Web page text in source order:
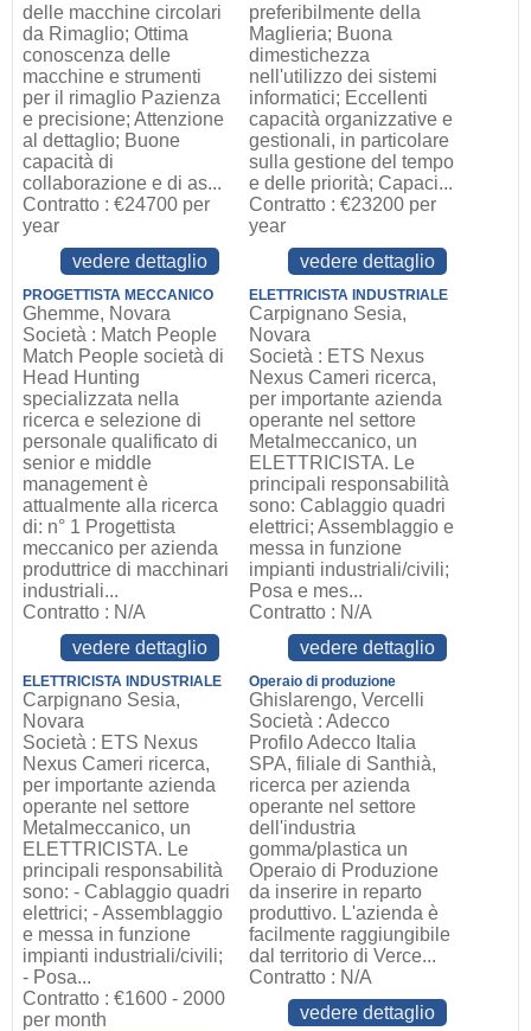
delle macchine circolari
da Rimaglio; Ottima
conoscenza delle
macchine e strumenti
per il rimaglio Pazienza
e precisione; Attenzione
al dettaglio; Buone
capacità di
collaborazione e di as...
Contratto : €24700 per
year
vedere dettaglio
preferibilmente della
Maglieria; Buona
dimestichezza
nell'utilizzo dei sistemi
informatici; Eccellenti
capacità organizzative e
gestionali, in particolare
sulla gestione del tempo
e delle priorità; Capaci...
Contratto : €23200 per
year
vedere dettaglio
PROGETTISTA MECCANICO
Ghemme, Novara
Società : Match People
Match People società di
Head Hunting
specializzata nella
ricerca e selezione di
personale qualificato di
senior e middle
management è
attualmente alla ricerca
di: n° 1 Progettista
meccanico per azienda
produttrice di macchinari
industriali...
Contratto : N/A
vedere dettaglio
ELETTRICISTA INDUSTRIALE
Carpignano Sesia,
Novara
Società : ETS Nexus
Nexus Cameri ricerca,
per importante azienda
operante nel settore
Metalmeccanico, un
ELETTRICISTA. Le
principali responsabilità
sono: Cablaggio quadri
elettrici; Assemblaggio e
messa in funzione
impianti industriali/civili;
Posa e mes...
Contratto : N/A
vedere dettaglio
ELETTRICISTA INDUSTRIALE
Carpignano Sesia,
Novara
Società : ETS Nexus
Nexus Cameri ricerca,
per importante azienda
operante nel settore
Metalmeccanico, un
ELETTRICISTA. Le
principali responsabilità
sono: - Cablaggio quadri
elettrici; - Assemblaggio
e messa in funzione
impianti industriali/civili;
- Posa...
Contratto : €1600 - 2000
per month
Operaio di produzione
Ghislarengo, Vercelli
Società : Adecco
Profilo Adecco Italia
SPA, filiale di Santhià,
ricerca per azienda
operante nel settore
dell'industria
gomma/plastica un
Operaio di Produzione
da inserire in reparto
produttivo. L'azienda è
facilmente raggiungibile
dal territorio di Verce...
Contratto : N/A
vedere dettaglio